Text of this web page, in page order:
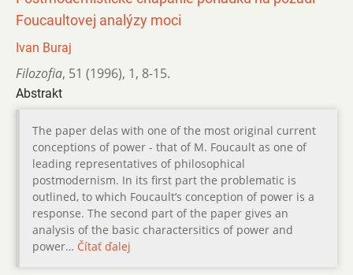
Foucaultovej analýzy moci
Ivan Buraj
Filozofia, 51 (1996), 1, 8-15.
Abstrakt
The paper delas with one of the most original current
conceptions of power - that of M. Foucault as one of
leading representatives of philosophical
postmodernism. In its first part the problematic is
outlined, to which Foucault’s conception of power is a
response. The second part of the paper gives an
analysis of the basic charactersitics of power and
power… Čítať ďalej